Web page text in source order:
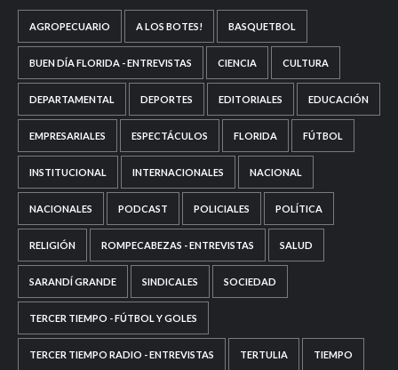
AGROPECUARIO A LOS BOTES! BASQUETBOL
BUEN DÍA FLORIDA - ENTREVISTAS CIENCIA CULTURA
DEPARTAMENTAL DEPORTES EDITORIALES EDUCACIÓN
EMPRESARIALES ESPECTÁCULOS FLORIDA FÚTBOL
INSTITUCIONAL INTERNACIONALES NACIONAL
NACIONALES PODCAST POLICIALES POLÍTICA
RELIGIÓN ROMPECABEZAS - ENTREVISTAS SALUD
SARANDÍ GRANDE SINDICALES SOCIEDAD
TERCER TIEMPO - FÚTBOL Y GOLES
TERCER TIEMPO RADIO - ENTREVISTAS TERTULIA TIEMPO